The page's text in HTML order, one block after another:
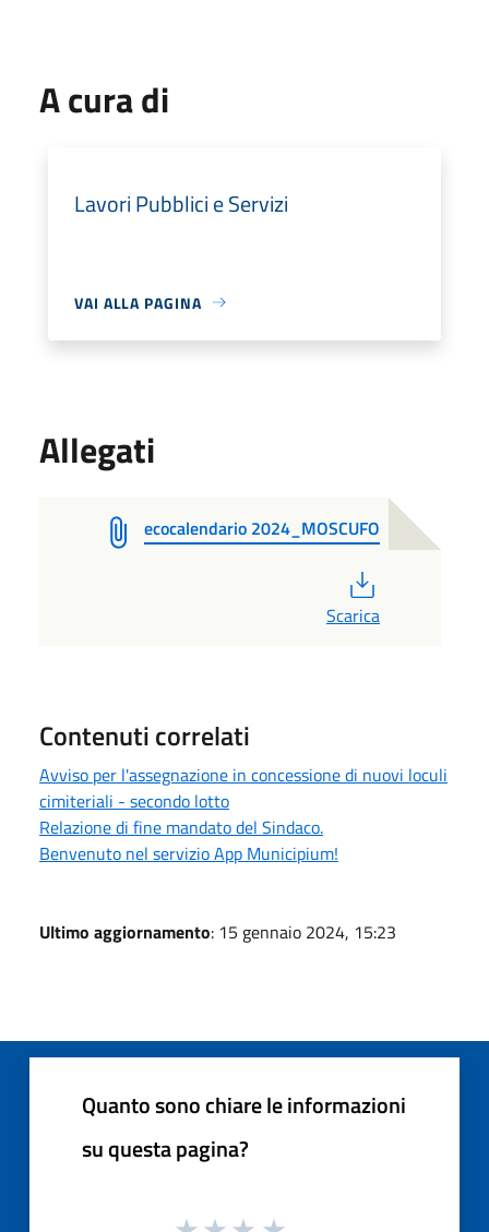
A cura di
Lavori Pubblici e Servizi
VAI ALLA PAGINA
Allegati
ecocalendario 2024_MOSCUFO
Scarica
Contenuti correlati
Avviso per l'assegnazione in concessione di nuovi loculi
cimiteriali - secondo lotto
Relazione di fine mandato del Sindaco.
Benvenuto nel servizio App Municipium!
Ultimo aggiornamento: 15 gennaio 2024, 15:23
Quanto sono chiare le informazioni
su questa pagina?